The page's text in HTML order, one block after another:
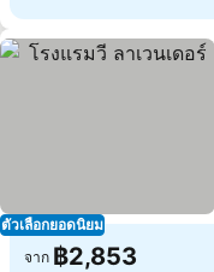
ตัวเลือกยอดนิยม
จาก ฿2,853